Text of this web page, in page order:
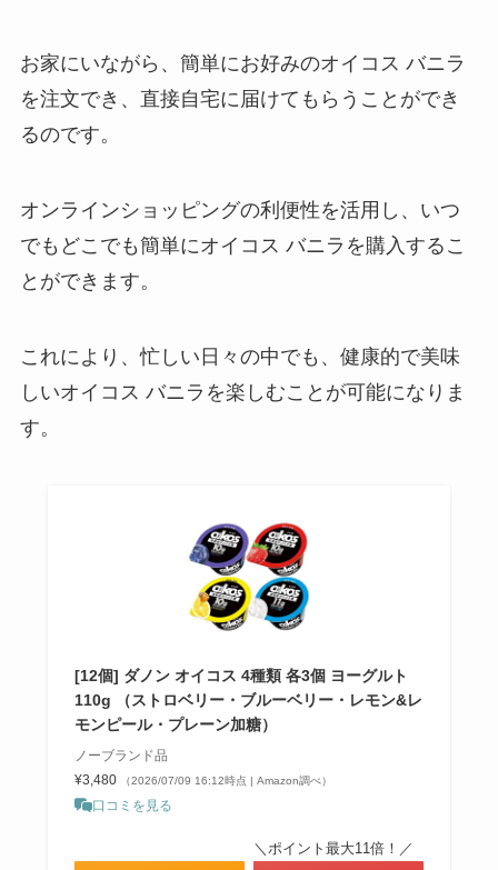
かける本バターの店舗はどこ？カ
ルディで買える？定価や口コミを
ーソンや大阪駅で売ってる？評判
辛味チキンサイゼリヤの通販での
取扱いは？どこで買える？
お家にいながら、簡単にお好みのオイコス バニラ
を注文でき、直接自宅に届けてもらうことができ
るのです。
オンラインショッピングの利便性を活用し、いつ
でもどこでも簡単にオイコス バニラを購入するこ
とができます。
これにより、忙しい日々の中でも、健康的で美味
しいオイコス バニラを楽しむことが可能になりま
す。
[12個] ダノン オイコス 4種類 各3個 ヨーグルト
110g （ストロベリー・ブルーベリー・レモン&レ
モンピール・プレーン加糖）
ノーブランド品
¥3,480
（2026/07/09 16:12時点 | Amazon調べ）
口コミを見る
＼ポイント最大11倍！／